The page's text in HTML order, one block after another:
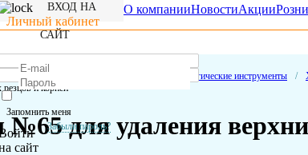
Личный кабинет
ВХОД НА
САЙТ
Запомнить меня
Забыли пароль?
сайт
О компанииНовостиАкции
расходные материалы Стоматологические инструменты /
резцов и корней
для удаления